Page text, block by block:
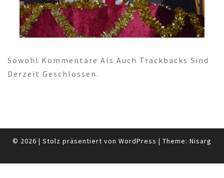
Sowohl Kommentare Als Auch Trackbacks Sind
Derzeit Geschlossen.
© 2026 | Stolz präsentiert von WordPress | Theme: Nisarg